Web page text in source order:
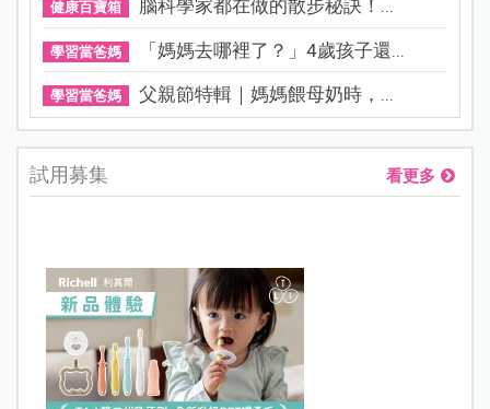
健康百寶箱 腦科學家都在做的散步秘訣！...
學習當爸媽 「媽媽去哪裡了？」4歲孩子還...
學習當爸媽 父親節特輯｜媽媽餵母奶時，...
試用募集 看更多